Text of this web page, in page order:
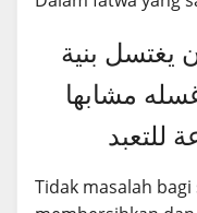
يغتسل بنية
مشابها
Tidak masalah